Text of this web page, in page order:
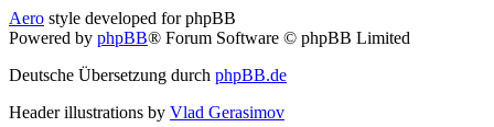
Aero style developed for phpBB
Powered by phpBB® Forum Software © phpBB Limited
Deutsche Übersetzung durch phpBB.de
Header illustrations by Vlad Gerasimov